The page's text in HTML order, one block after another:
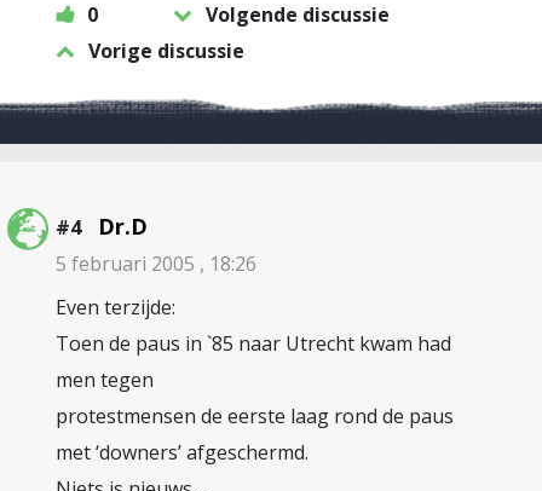
0
Volgende discussie
Vorige discussie
#4 Dr.D
5 februari 2005 , 18:26
Even terzijde:
Toen de paus in `85 naar Utrecht kwam had
men tegen
protestmensen de eerste laag rond de paus
met ‘downers’ afgeschermd.